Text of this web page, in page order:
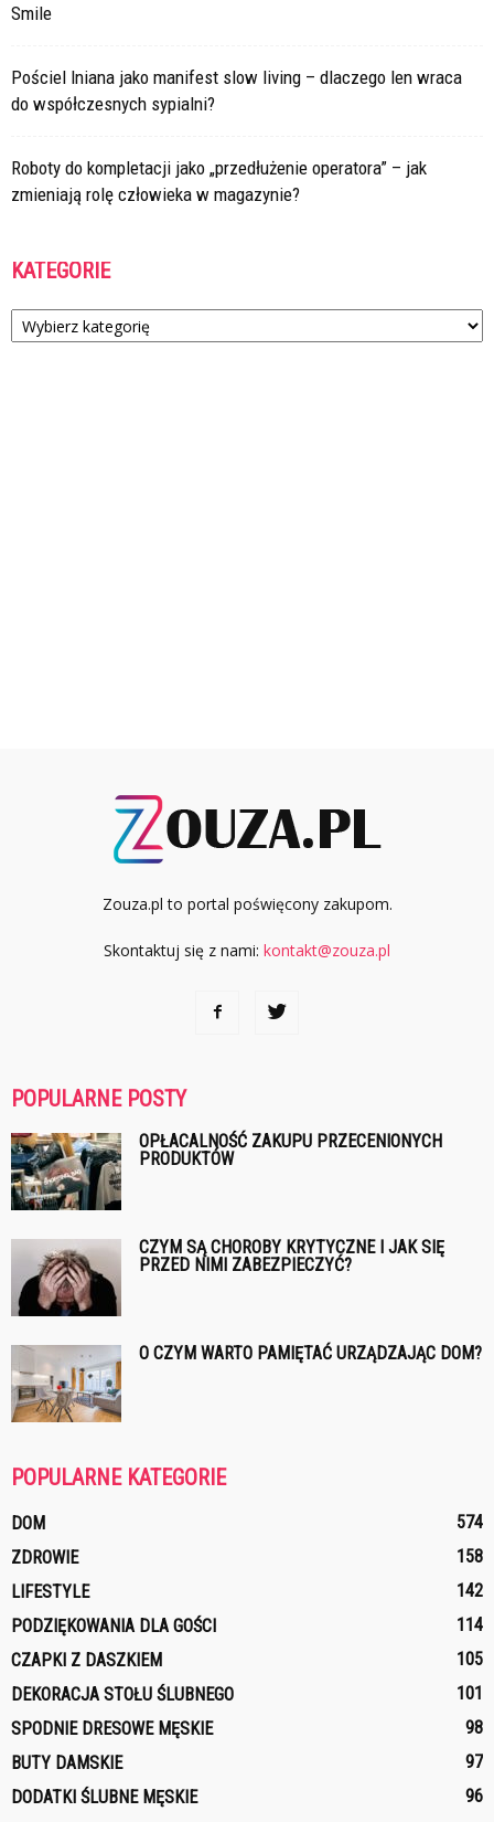
Smile
Pościel lniana jako manifest slow living – dlaczego len wraca
do współczesnych sypialni?
Roboty do kompletacji jako „przedłużenie operatora” – jak
zmieniają rolę człowieka w magazynie?
KATEGORIE
Kategorie
Zouza.pl to portal poświęcony zakupom.
Skontaktuj się z nami: kontakt@zouza.pl
POPULARNE POSTY
OPŁACALNOŚĆ ZAKUPU PRZECENIONYCH
PRODUKTÓW
CZYM SĄ CHOROBY KRYTYCZNE I JAK SIĘ
PRZED NIMI ZABEZPIECZYĆ?
O CZYM WARTO PAMIĘTAĆ URZĄDZAJĄC DOM?
POPULARNE KATEGORIE
DOM
574
ZDROWIE
158
LIFESTYLE
142
PODZIĘKOWANIA DLA GOŚCI
114
CZAPKI Z DASZKIEM
105
DEKORACJA STOŁU ŚLUBNEGO
101
SPODNIE DRESOWE MĘSKIE
98
BUTY DAMSKIE
97
DODATKI ŚLUBNE MĘSKIE
96